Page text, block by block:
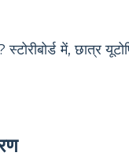
में, छात्र